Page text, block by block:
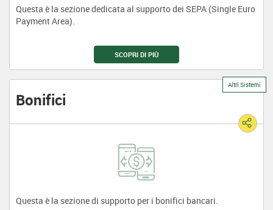
Questa è la sezione dedicata al supporto dei SEPA (Single Euro
Payment Area).
SCOPRI DI PIÙ
Altri Sistemi
Bonifici
Questa è la sezione di supporto per i bonifici bancari.